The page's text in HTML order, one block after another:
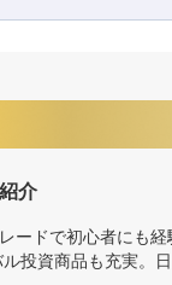
介
ードで初心者にも
投資商品も充実。